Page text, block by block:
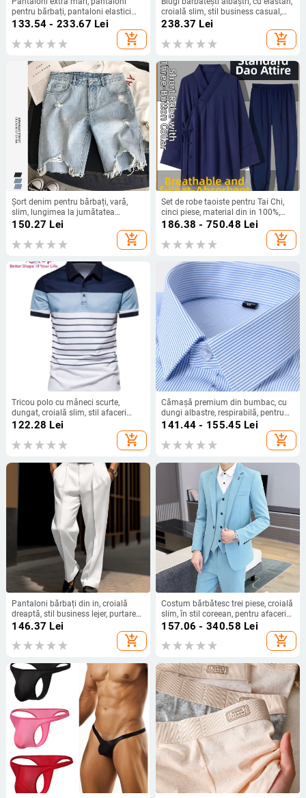
pentru bărbați, pantaloni elastici
plus size, pantaloni casual drepți,
căptușiți cu fleece, îngroșați, pentru
bărbați
133.54 - 233.67 Lei
add_shopping_cart
croială slim, stil business casual,
2025
238.37 Lei
add_shopping_cart
Șort denim pentru bărbați, vară,
slim, lungimea la jumătatea
coapsei, stil coreean, rupturi, cinci
150.27 Lei
add_shopping_cart
Set de robe taoiste pentru Tai Chi,
cinci piese, material din in 100%,
respirabil, marca Converge
186.38 - 750.48 Lei
add_shopping_cart
Tricou polo cu mâneci scurte,
dungat, croială slim, stil afaceri
ușor
122.28 Lei
add_shopping_cart
Cămașă premium din bumbac, cu
dungi albastre, respirabilă, pentru
birou, mărime plus
141.44 - 155.45 Lei
add_shopping_cart
Pantaloni bărbați din in, croială
dreaptă, stil business lejer, purtare
zilnică, patru sezoane, toamnă
146.37 Lei
add_shopping_cart
Costum bărbătesc trei piese, croială
slim, în stil coreean, pentru afaceri
și smart casual
157.06 - 340.58 Lei
add_shopping_cart